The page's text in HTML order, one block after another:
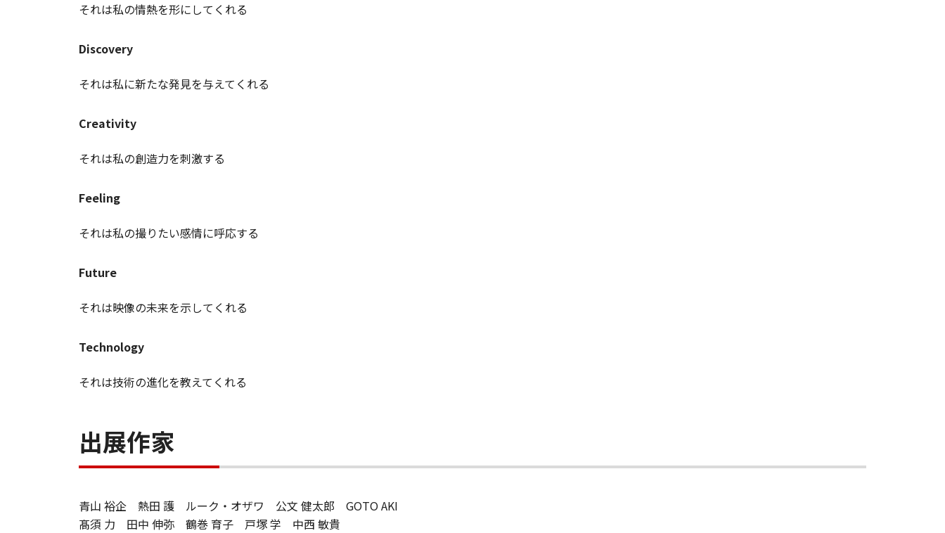
それは私の情熱を形にしてくれる
Discovery
それは私に新たな発見を与えてくれる
Creativity
それは私の創造力を刺激する
Feeling
それは私の撮りたい感情に呼応する
Future
それは映像の未来を示してくれる
Technology
それは技術の進化を教えてくれる
出展作家
青山 裕企 熱田 護 ルーク・オザワ 公文 健太郎 GOTO AKI
髙須 力 田中 伸弥 鶴巻 育子 戸塚 学 中西 敏貴